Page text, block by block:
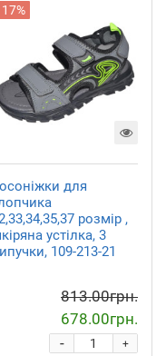
17%
для
розмір ,
устілка, 3
109-213-21
813.00грн.
678.00грн.
+
-